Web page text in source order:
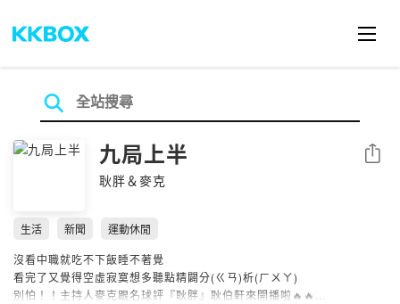
九局上半
耿胖＆麥克
分享
生活 新聞
運動休閒
沒看中職就吃不下飯睡不著覺
看完了又覺得空虛寂寞想多聽點精闢分(ㄍㄢ)析(ㄏㄨㄚ)
別怕！！主持人麥克跟名球評『耿胖』耿伯軒來開播啦🔥🔥